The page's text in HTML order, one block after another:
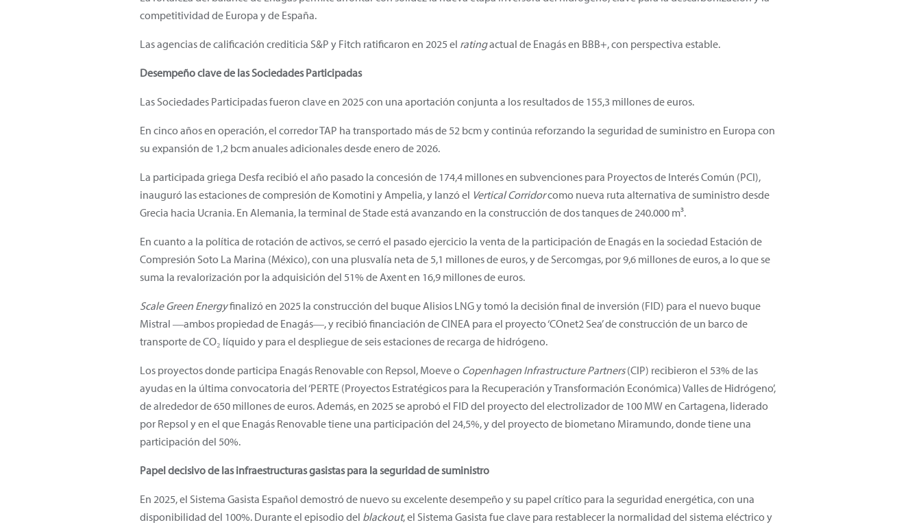
competitividad de Europa y de España.
Las agencias de calificación crediticia S&P y Fitch ratificaron en 2025 el ratingactual de Enagás en BBB+, con perspectiva estable.
Desempeño clave de las Sociedades Participadas
Las Sociedades Participadas fueron clave en 2025 con una aportación conjunta a los resultados de 155,3 millones de euros.
En cinco años en operación, el corredor TAP ha transportado más de 52 bcm y continúa reforzando la seguridad de suministro en Europa con
su expansión de 1,2 bcm anuales adicionales desde enero de 2026.
La participada griega Desfa recibió el año pasado la concesión de 174,4 millones en subvenciones para Proyectos de Interés Común (PCI),
inauguró las estaciones de compresión de Komotini y Ampelia, y lanzó el Vertical Corridorcomo nueva ruta alternativa de suministro desde
Grecia hacia Ucrania. En Alemania, la terminal de Stade está avanzando en la construcción de dos tanques de 240.000 m³.
En cuanto a la política de rotación de activos, se cerró el pasado ejercicio la venta de la participación de Enagás en la sociedad Estación de
Compresión Soto La Marina (México), con una plusvalía neta de 5,1 millones de euros, y de Sercomgas, por 9,6 millones de euros, a lo que se
suma la revalorización por la adquisición del 51% de Axent en 16,9 millones de euros.
Scale Green Energyfinalizó en 2025 la construcción del buque Alisios LNG y tomó la decisión final de inversión (FID) para el nuevo buque
Mistral ―ambos propiedad de Enagás―, y recibió financiación de CINEA para el proyecto ‘COnet2 Sea’ de construcción de un barco de
transporte de CO₂ líquido y para el despliegue de seis estaciones de recarga de hidrógeno.
Los proyectos donde participa Enagás Renovable con Repsol, Moeve o Copenhagen Infrastructure Partners(CIP) recibieron el 53% de las
ayudas en la última convocatoria del ‘PERTE (Proyectos Estratégicos para la Recuperación y Transformación Económica) Valles de Hidrógeno’,
de alrededor de 650 millones de euros. Además, en 2025 se aprobó el FID del proyecto del electrolizador de 100 MW en Cartagena, liderado
por Repsol y en el que Enagás Renovable tiene una participación del 24,5%, y del proyecto de biometano Miramundo, donde tiene una
participación del 50%.
Papel decisivo de las infraestructuras gasistas para la seguridad de suministro
En 2025, el Sistema Gasista Español demostró de nuevo su excelente desempeño y su papel crítico para la seguridad energética, con una
disponibilidad del 100%. Durante el episodio del blackout, el Sistema Gasista fue clave para restablecer la normalidad del sistema eléctrico y